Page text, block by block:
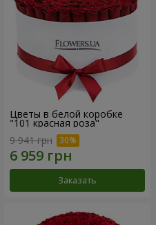
Цветы в белой коробке
"101 красная роза"
9 941 грн
Заказать